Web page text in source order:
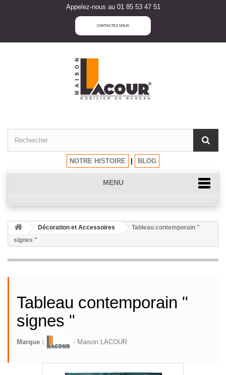
Appelez-nous au 01 85 53 47 51
CONTACTEZ NOUS
NOTRE HISTOIRE BLOG
MENU
Décoration et Accessoires
Tableau contemporain "
signes "
Tableau contemporain "
signes "
Marque : - Maison LACOUR